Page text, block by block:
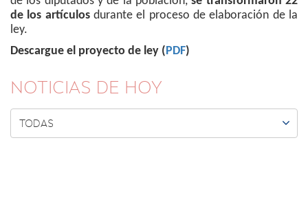
de los artículosdurante el proceso de elaboración de la
ley.
Descargue el proyecto de ley (PDF)
NOTICIAS DE HOY
TODAS 